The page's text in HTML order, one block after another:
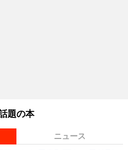
題の本
ニュース